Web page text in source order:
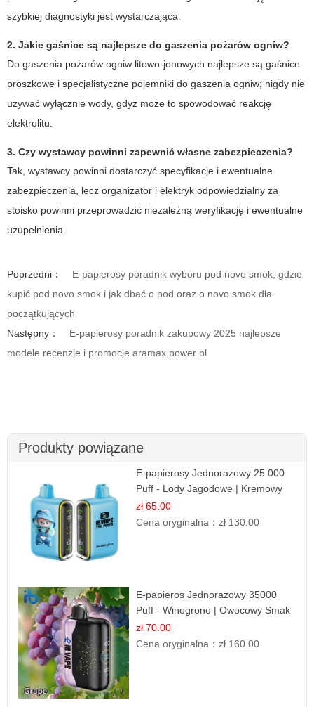
szybkiej diagnostyki jest wystarczająca.
2. Jakie gaśnice są najlepsze do gaszenia pożarów ogniw?
Do gaszenia pożarów ogniw litowo-jonowych najlepsze są gaśnice
proszkowe i specjalistyczne pojemniki do gaszenia ogniw; nigdy nie
używać wyłącznie wody, gdyż może to spowodować reakcję
elektrolitu.
3. Czy wystawcy powinni zapewnić własne zabezpieczenia?
Tak, wystawcy powinni dostarczyć specyfikacje i ewentualne
zabezpieczenia, lecz organizator i elektryk odpowiedzialny za
stoisko powinni przeprowadzić niezależną weryfikację i ewentualne
uzupełnienia.
Poprzedni：
E-papierosy poradnik wyboru pod novo smok, gdzie
kupić pod novo smok i jak dbać o pod oraz o novo smok dla
początkujących
Następny：
E-papierosy poradnik zakupowy 2025 najlepsze
modele recenzje i promocje aramax power pl
Produkty powiązane
E-papierosy Jednorazowy 25 000
Puff - Lody Jagodowe | Kremowy
Smak
zł 65.00
Cena oryginalna：zł 130.00
E-papieros Jednorazowy 35000
Puff - Winogrono | Owocowy Smak
zł 70.00
Cena oryginalna：zł 160.00